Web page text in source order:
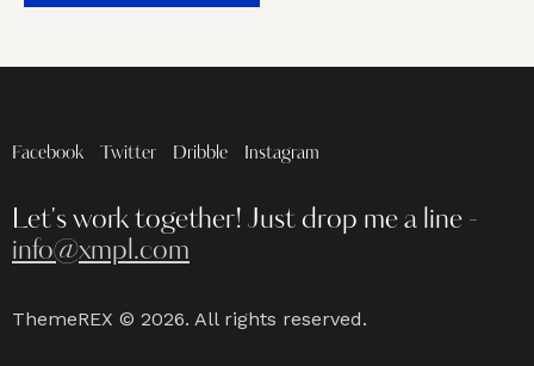
Facebook Twitter Dribble Instagram
Let's work together! Just drop me a line -
info@xmpl.com
ThemeREX © 2026. All rights reserved.